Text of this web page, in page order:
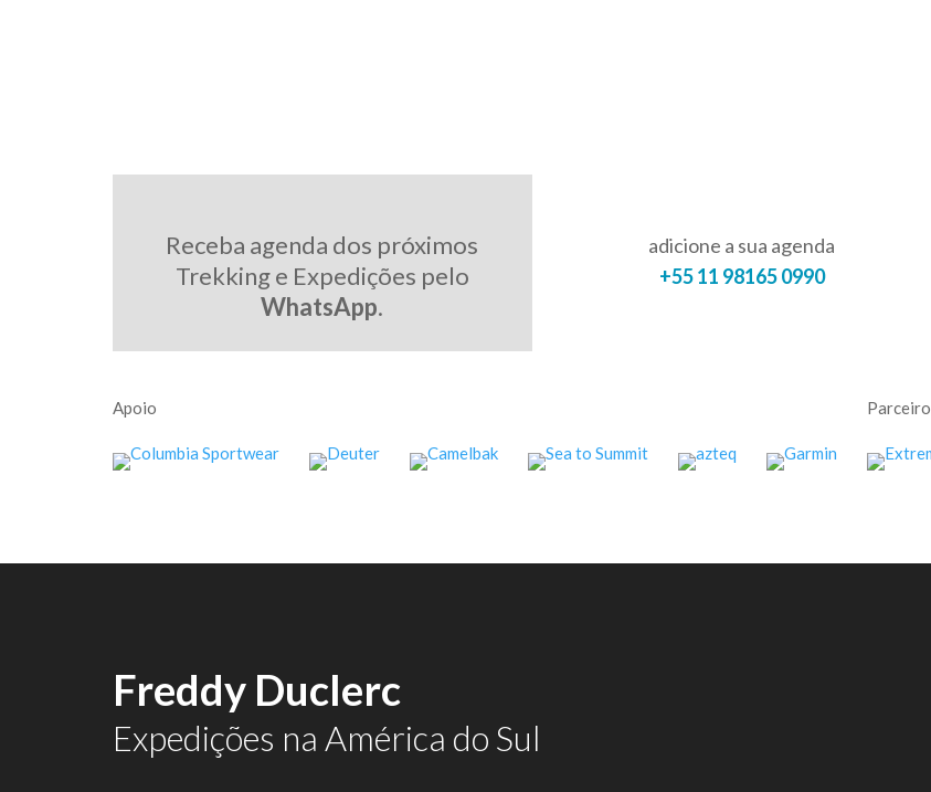
Receba agenda dos próximos
Trekking e Expedições pelo
WhatsApp.
adicione a sua agenda
+55 11 98165 0990
Apoio Parceiro
Freddy Duclerc
Expedições na América do Sul